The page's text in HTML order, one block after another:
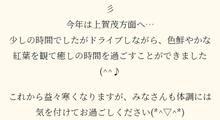
彡
今年は上賀茂方面へ…
少しの時間でしたがドライブしながら、色鮮やかな
紅葉を観て癒しの時間を過ごすことができました
(^^♪
これから益々寒くなりますが、みなさんも体調には
気を付けてお過ごしください(*^▽^*)